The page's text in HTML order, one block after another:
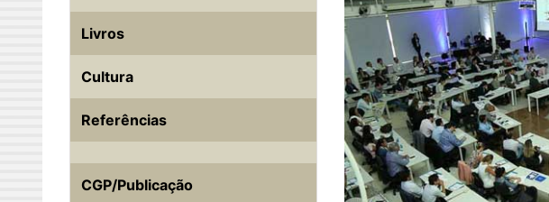
Livros
Cultura
Referências
CGP/Publicação